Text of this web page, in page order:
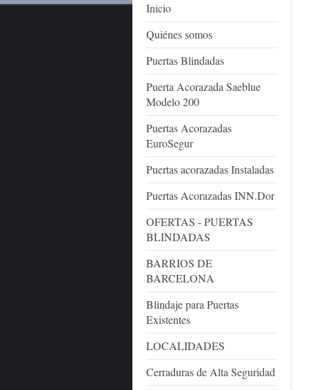
Inicio
Quiénes somos
Puertas Blindadas
Puerta Acorazada Saeblue
Modelo 200
Puertas Acorazadas
EuroSegur
Puertas acorazadas Instaladas
Puertas Acorazadas INN.Dor
OFERTAS - PUERTAS
BLINDADAS
BARRIOS DE
BARCELONA
Blindaje para Puertas
Existentes
LOCALIDADES
Cerraduras de Alta Seguridad